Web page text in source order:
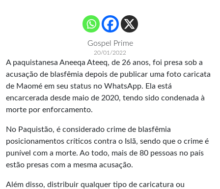
Gospel Prime
20/01/2022
A paquistanesa Aneeqa Ateeq, de 26 anos, foi presa sob a
acusação de blasfêmia depois de publicar uma foto caricata
de Maomé em seu status no WhatsApp. Ela está
encarcerada desde maio de 2020, tendo sido condenada à
morte por enforcamento.
No Paquistão, é considerado crime de blasfêmia
posicionamentos críticos contra o Islã, sendo que o crime é
punível com a morte. Ao todo, mais de 80 pessoas no país
estão presas com a mesma acusação.
Além disso, distribuir qualquer tipo de caricatura ou